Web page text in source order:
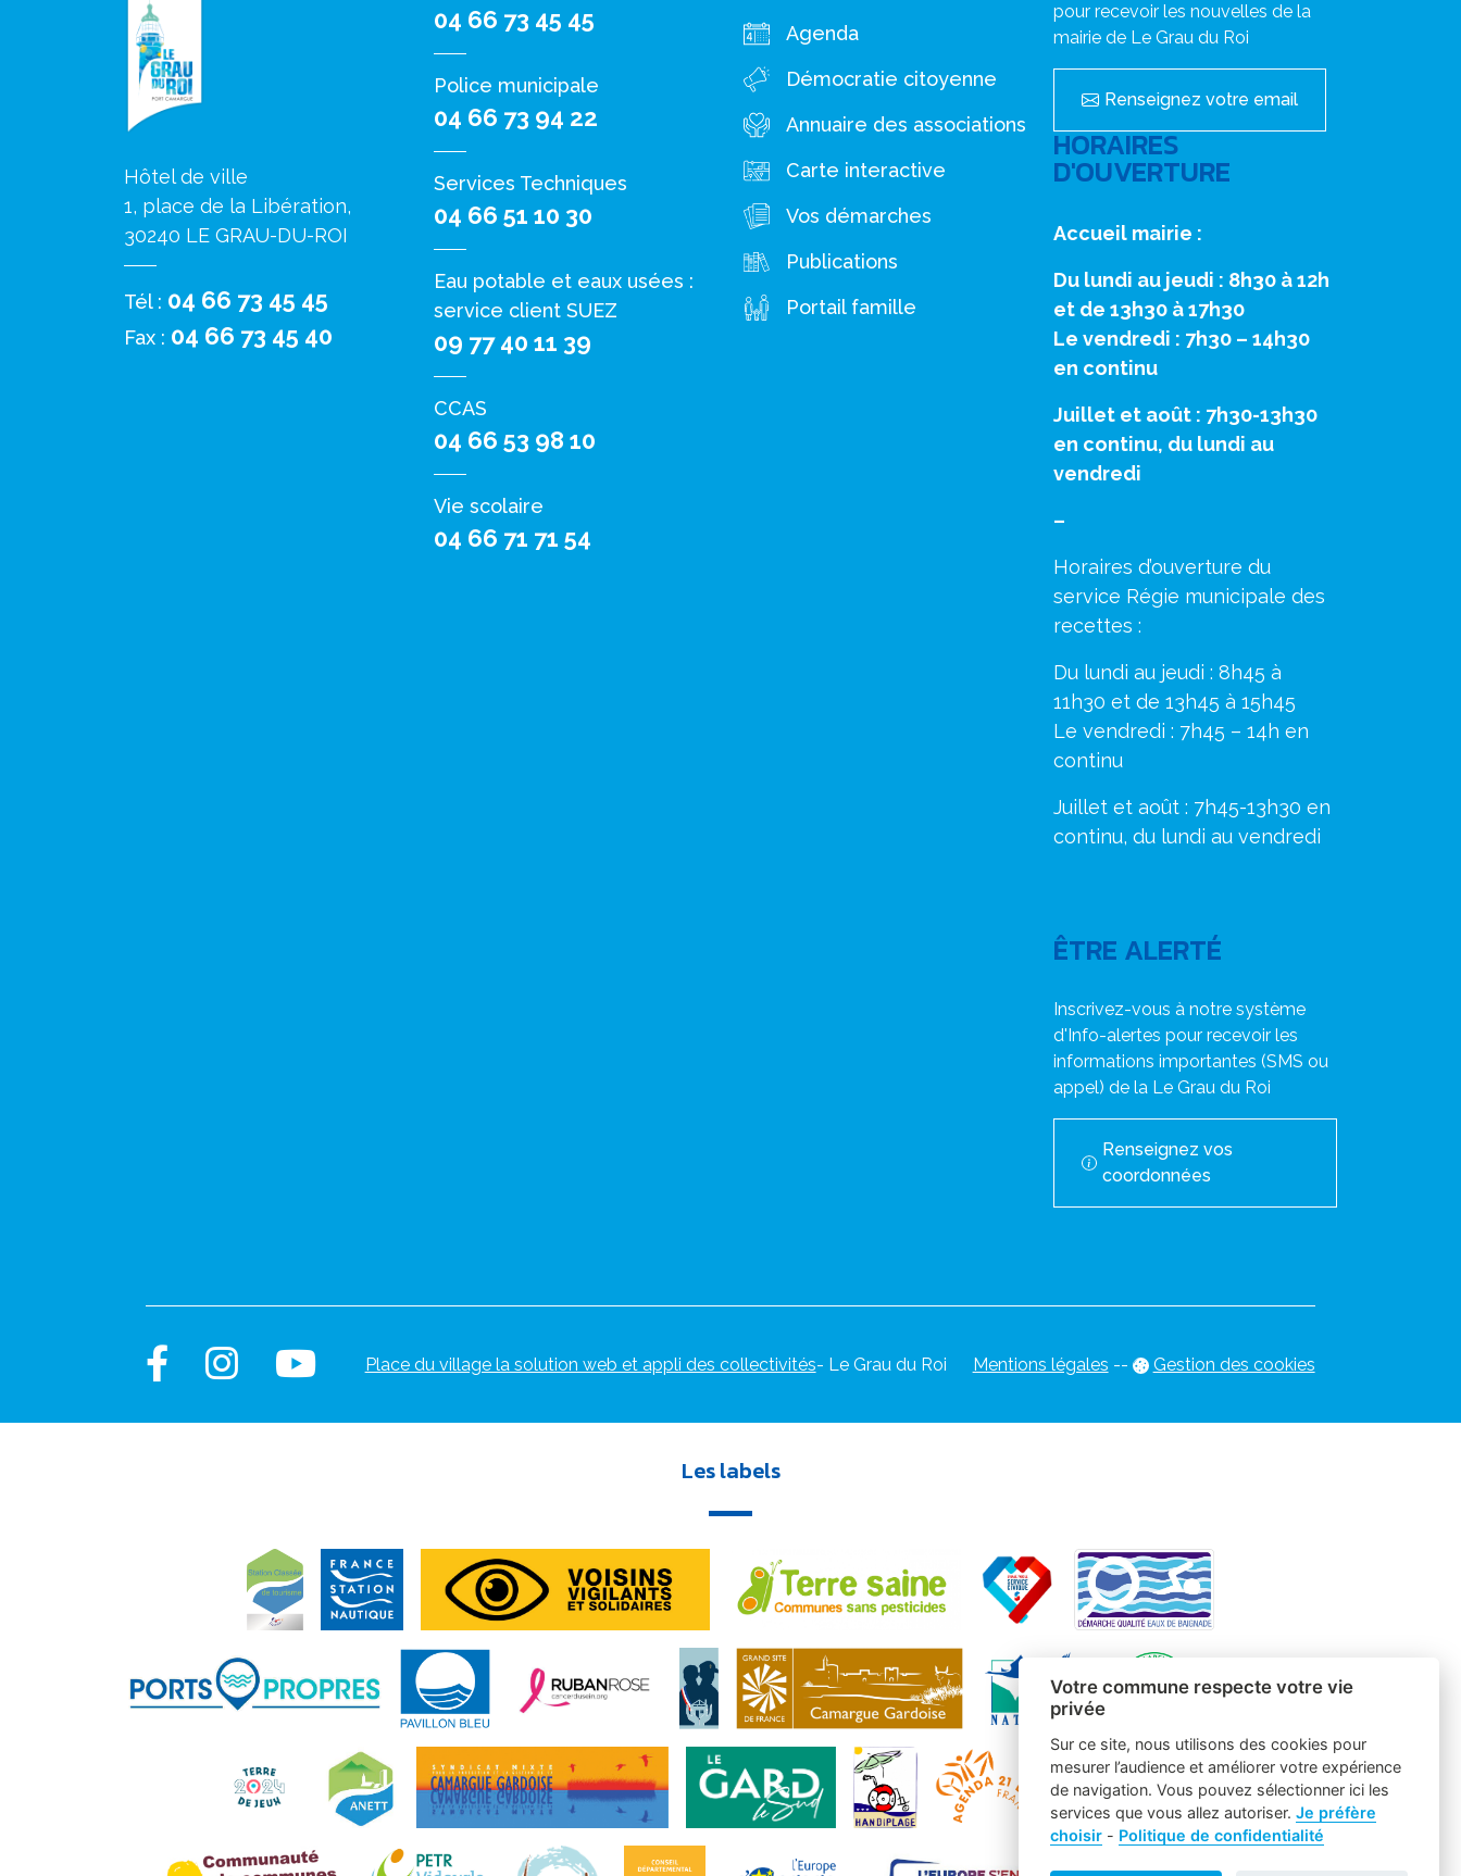
Hôtel de ville
1, place de la Libération,
30240 LE GRAU-DU-ROI
Tél : 04 66 73 45 45
Fax : 04 66 73 45 40
04 66 73 45 45
Police municipale
04 66 73 94 22
Services Techniques
04 66 51 10 30
Eau potable et eaux usées :
service client SUEZ
09 77 40 11 39
CCAS
04 66 53 98 10
Vie scolaire
04 66 71 71 54
Agenda
Démocratie citoyenne
Annuaire des associations
Carte interactive
Vos démarches
Publications
Portail famille
pour recevoir les nouvelles de la
mairie de Le Grau du Roi
Renseignez votre email
HORAIRES
D'OUVERTURE
Accueil mairie :
Du lundi au jeudi : 8h30 à 12h
et de 13h30 à 17h30
Le vendredi : 7h30 – 14h30
en continu
Juillet et août : 7h30-13h30
en continu, du lundi au
vendredi
–
Horaires d’ouverture du
service Régie municipale des
recettes :
Du lundi au jeudi : 8h45 à
11h30 et de 13h45 à 15h45
Le vendredi : 7h45 – 14h en
continu
Juillet et août : 7h45-13h30 en
continu, du lundi au vendredi
ÊTRE ALERTÉ
Inscrivez-vous à notre système
d'Info-alertes pour recevoir les
informations importantes (SMS ou
appel) de la Le Grau du Roi
Renseignez vos
coordonnées
Place du village la solution web et appli des collectivités- Le Grau du Roi Mentions légales -- Gestion des cookies
Les labels
Votre commune respecte votre vie
privée
Sur ce site, nous utilisons des cookies pour
mesurer l’audience et améliorer votre expérience
de navigation. Vous pouvez sélectionner ici les
services que vous allez autoriser. Je préfère
choisir- Politique de confidentialité